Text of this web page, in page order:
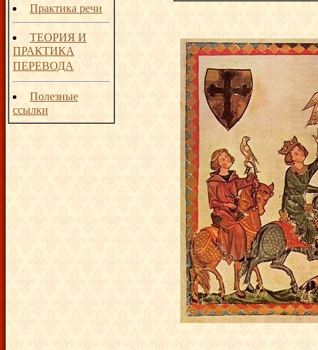
Практика речи
ТЕОРИЯ И
ПРАКТИКА
ПЕРЕВОДА
Полезные
ссылки